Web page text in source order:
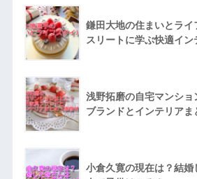
鎌田大地の住まいとラ
スリートに学ぶ快適イン
浅野拓磨の自宅マンシ
ブランドとインテリアま
小倉久寛の現在は？結